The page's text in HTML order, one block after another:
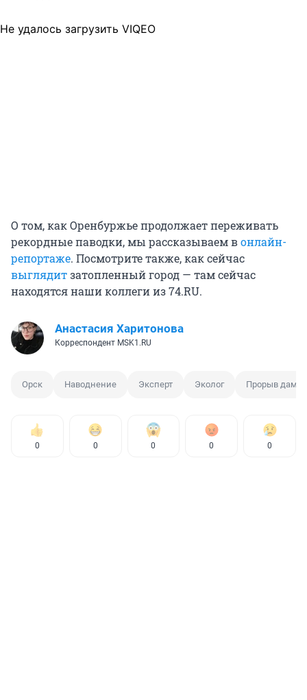
Не удалось загрузить VIQEO
О том, как Оренбуржье продолжает переживать
рекордные паводки, мы рассказываем вонлайн-
репортаже. Посмотрите также, как сейчас
выглядитзатопленный город — там сейчас
находятся наши коллеги из 74.RU.
Анастасия Харитонова
Корреспондент MSK1.RU
Орск Наводнение Эксперт Эколог Прорыв
0 0 0 0 0